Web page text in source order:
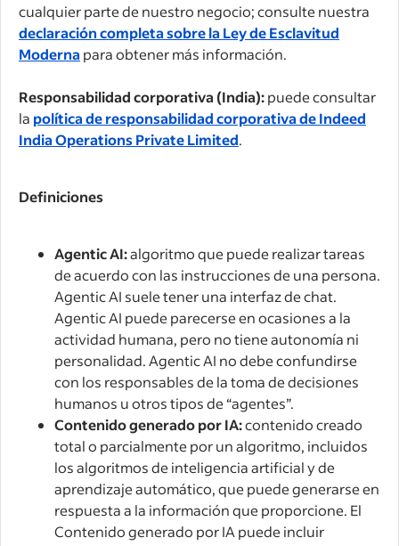
cualquier parte de nuestro negocio; consulte nuestra
declaración completa sobre la Ley de Esclavitud
Moderna para obtener más información.
Responsabilidad corporativa (India):puede consultar
la política de responsabilidad corporativa de Indeed
India Operations Private Limited.
Definiciones
Agentic AI:algoritmo que puede realizar tareas
de acuerdo con las instrucciones de una persona.
Agentic AI suele tener una interfaz de chat.
Agentic AI puede parecerse en ocasiones a la
actividad humana, pero no tiene autonomía ni
personalidad. Agentic AI no debe confundirse
con los responsables de la toma de decisiones
humanos u otros tipos de “agentes”.
Contenido generado por IA:contenido creado
total o parcialmente por un algoritmo, incluidos
los algoritmos de inteligencia artificial y de
aprendizaje automático, que puede generarse en
respuesta a la información que proporcione. El
Contenido generado por IA puede incluir